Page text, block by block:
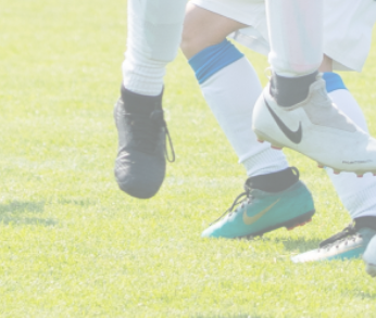
Kontakty